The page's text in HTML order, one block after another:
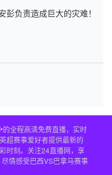
负责造成巨大的灾难！
全程高清免费直播，实时
超赛事爱好者提供最新的
时刻。关注24直播网，享
情感受巴西VS巴拿马赛事